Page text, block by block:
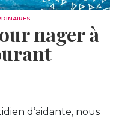
nager à
d’aidante, nous